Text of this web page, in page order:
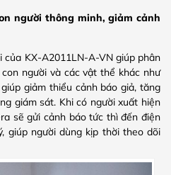
người thông minh, giảm cảnh
của KX-A2011LN-A-VN giúp phân
người và các vật thể khác như
giảm thiểu cảnh báo giả, tăng
giám sát. Khi có người xuất hiện
sẽ gửi cảnh báo tức thì đến điện
giúp người dùng kịp thời theo dõi